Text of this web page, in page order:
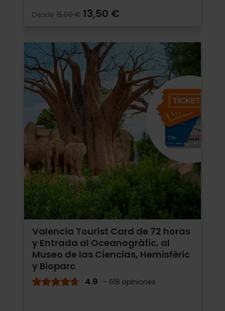
Desde 15,00 € 13,50 €
Valencia Tourist Card de 72 horas
y Entrada al Oceanogràfic, al
Museo de las Ciencias, Hemisfèric
y Bioparc
4.9 - 618 opiniones